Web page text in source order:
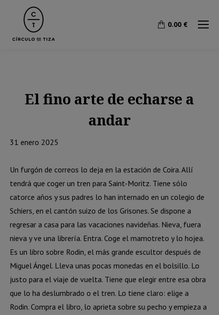
0.00 €
El fino arte de echarse a
andar
31 enero 2025
Un furgón de correos lo deja en la estación de Coira. Allí
tendrá que coger un tren para Saint-Moritz. Tiene sólo
catorce años y sus padres lo han internado en un colegio de
Schiers, en el cantón suizo de los Grisones. Se dispone a
regresar a casa para las vacaciones navideñas. Nieva, fuera
nieva y ve una librería. Entra. Coge el mamotreto y lo hojea.
Es un libro sobre Rodin, el más grande escultor después de
Miguel Ángel. Lleva unas pocas monedas en el bolsillo. Lo
justo para el viaje de vuelta. Tiene que elegir entre esa obra
que lo ha deslumbrado o el tren. Lo tiene claro: elige a
Rodin. Compra el libro, lo aprieta sobre su pecho y empieza a